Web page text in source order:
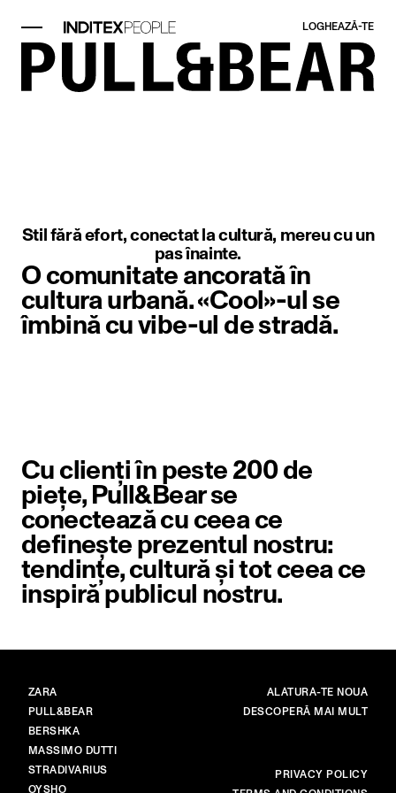
LOGHEAZĂ-TE​
Stil fără efort, conectat la cultură, mereu cu un
pas înainte.
O comunitate ancorată în
cultura urbană. «Cool»-ul se
îmbină cu vibe-ul de stradă.
Cu clienți în peste 200 de
piețe, Pull&Bear se
conectează cu ceea ce
definește prezentul nostru:
tendințe, cultură și tot ceea ce
inspiră publicul nostru.
BRANDURI
ZARA
PULL&BEAR
BERSHKA
MASSIMO DUTTI
STRADIVARIUS
OYSHO
PRINCIPAL
ALĂTURĂ-TE NOUĂ
DESCOPERĂ MAI MULT
MAI MULTPRIVACY POLICY